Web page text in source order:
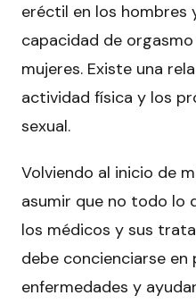
eréctil en los hombres
capacidad de
mujeres. Existe una
actividad física y los
sexual.
Volviendo al inicio de
asumir que no todo lo
los médicos y sus
debe concienciarse en
enfermedades y